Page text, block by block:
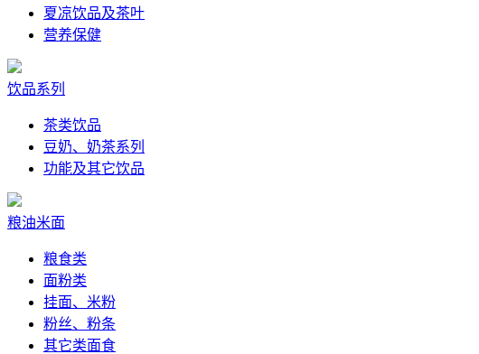
夏凉饮品及茶叶
营养保健
饮品系列
茶类饮品
豆奶、奶茶系列
功能及其它饮品
粮油米面
粮食类
面粉类
挂面、米粉
粉丝、粉条
其它类面食